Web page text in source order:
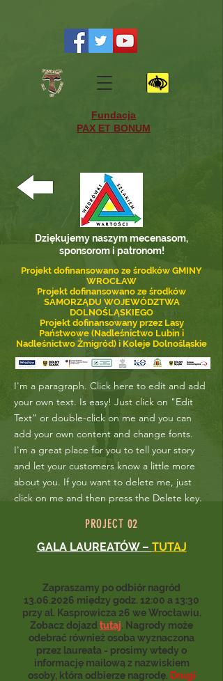
Fundacja
PAX ET BONUM
Dziękujemy naszym mecenasom,
sponsorom i patronom!
Projekt dofinansowano ze środków GMINY
WROCŁAW
Projekt dofinansowano ze środków
SAMORZĄDU WOJEWÓDZTWA
DOLNOŚLĄSKIEGO
Projekt dofinansowany przez Lasy
Państwowe (Nadleśnictwo Lubin i
Nadleśnictwo Żmigród) i Koleje Dolnośląskie
I'm a paragraph. Click here to edit and add
your own text. Is easy! Just click on "Edit
Text" or double-click on me and you can
add your own content and change fonts.
I'm a great place for you to tell your story
and let your customers know a little more
about you. If you want to delete me, just
click on me and then press the Delete key.
PROJECT 02
GALA LAUREATÓW – TUTAJ
Zapraszamy po odbiór nagród
13.06.2026 między godz. 12:00 a 13:30
przy al. Kasprowicza 26 we Wrocławiu.
Zobacz dojazd tutaj. Nagrody może
odebrać również osoba wyznaczona
przez laureata - prosimy wtedy o
informację mailową z nazwiskiem
osoby, która odbierze nagrodę. Drugi